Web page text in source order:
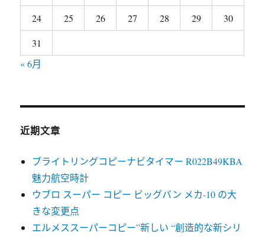
24 25 26 27 28 29
30
31
« 6月
近期文章
ブライトリングコピーナビタイマー R022B49KBA
魅力航空時計
ウブロ スーパー コピー ビッグバン メカ-10 の大
きな変更点
エルメススーパーコピー”新しい “創造的な新シリ